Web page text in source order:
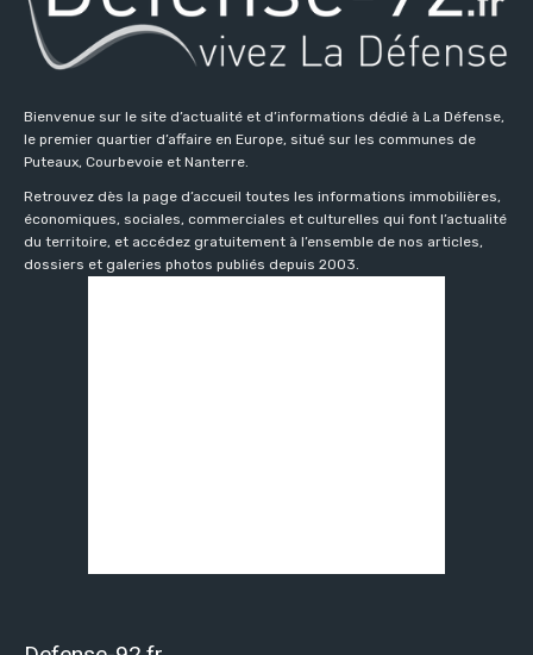
Bienvenue sur le site d’actualité et d’informations dédié à La Défense,
le premier quartier d’affaire en Europe, situé sur les communes de
Puteaux, Courbevoie et Nanterre.
Retrouvez dès la page d’accueil toutes les informations immobilières,
économiques, sociales, commerciales et culturelles qui font l’actualité
du territoire, et accédez gratuitement à l’ensemble de nos articles,
dossiers et galeries photos publiés depuis 2003.